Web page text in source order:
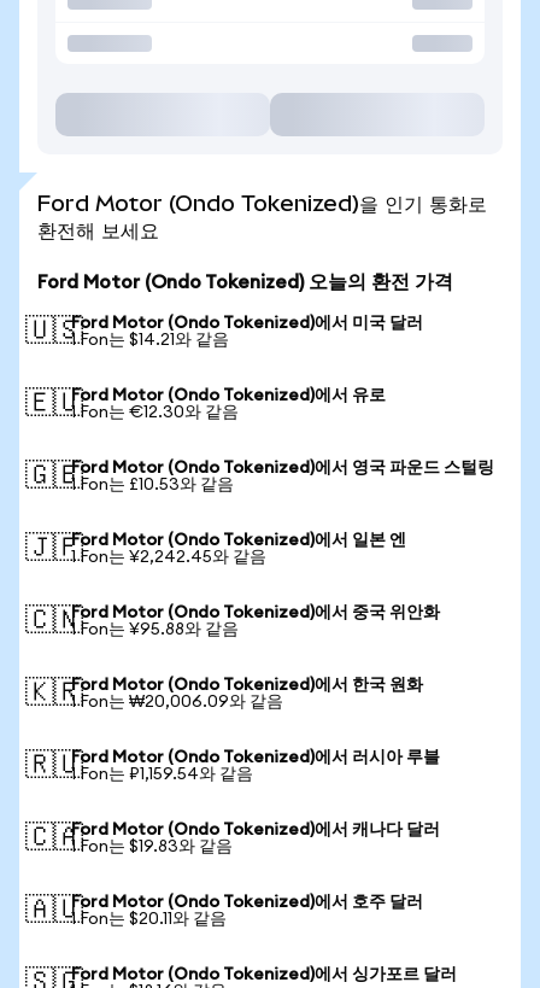
Ford Motor (Ondo Tokenized)을 인기 통화로
환전해 보세요
Ford Motor (Ondo Tokenized) 오늘의 환전 가격
🇺🇸Ford Motor (Ondo Tokenized)에서 미국 달러
1 Fon는 $14.21와 같음
🇪🇺Ford Motor (Ondo Tokenized)에서 유로
1 Fon는 €12.30와 같음
🇬🇧Ford Motor (Ondo Tokenized)에서 영국 파운드 스털링
1 Fon는 £10.53와 같음
🇯🇵Ford Motor (Ondo Tokenized)에서 일본 엔
1 Fon는 ¥2,242.45와 같음
🇨🇳Ford Motor (Ondo Tokenized)에서 중국 위안화
1 Fon는 ¥95.88와 같음
🇰🇷Ford Motor (Ondo Tokenized)에서 한국 원화
1 Fon는 ₩20,006.09와 같음
🇷🇺Ford Motor (Ondo Tokenized)에서 러시아 루블
1 Fon는 ₽1,159.54와 같음
🇨🇦Ford Motor (Ondo Tokenized)에서 캐나다 달러
1 Fon는 $19.83와 같음
🇦🇺Ford Motor (Ondo Tokenized)에서 호주 달러
1 Fon는 $20.11와 같음
Ford Motor (Ondo Tokenized)에서 싱가포르 달러